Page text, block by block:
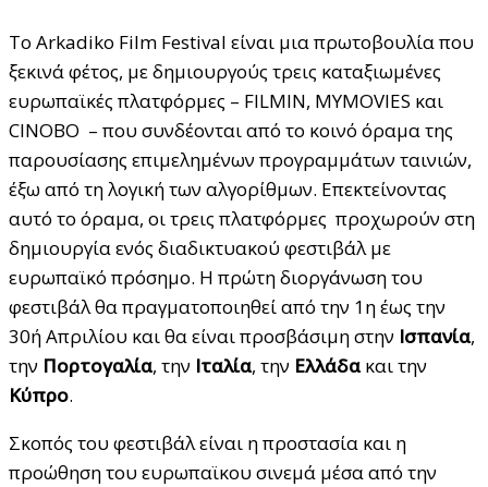
Το Arkadiko Film Festival είναι μια πρωτοβουλία που
ξεκινά φέτος, με δημιουργούς τρεις καταξιωμένες
ευρωπαϊκές πλατφόρμες – FILMIN, MYMOVIES και
CINOBO – που συνδέονται από το κοινό όραμα της
παρουσίασης επιμελημένων προγραμμάτων ταινιών,
έξω από τη λογική των αλγορίθμων. Επεκτείνοντας
αυτό το όραμα, οι τρεις πλατφόρμες προχωρούν στη
δημιουργία ενός διαδικτυακού φεστιβάλ με
ευρωπαϊκό πρόσημο. Η πρώτη διοργάνωση του
φεστιβάλ θα πραγματοποιηθεί από την 1η έως την
30ή Απριλίου και θα είναι προσβάσιμη στην Ισπανία,
την Πορτογαλία, την Ιταλία, την Ελλάδα και την
Κύπρο.
Σκοπός του φεστιβάλ είναι η προστασία και η
προώθηση του ευρωπαϊκου σινεμά μέσα από την